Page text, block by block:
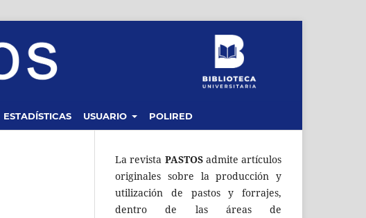
ESTADÍSTICAS USUARIO POLIRED
La revista PASTOSadmite artículos
originales sobre la producción y
utilización de pastos y forrajes,
dentro de las áreas de